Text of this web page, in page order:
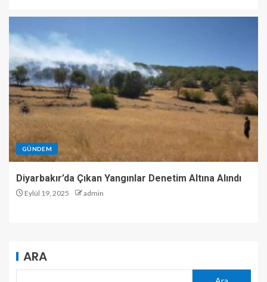
GÜNDEM
Diyarbakır’da Çıkan Yangınlar Denetim Altına Alındı
Eylül 19, 2025 admin
ARA